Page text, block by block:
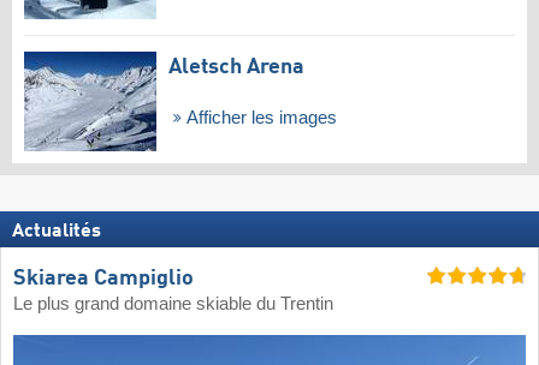
Aletsch Arena
Afficher les images
Actualités
Skiarea Campiglio
Le plus grand domaine skiable du Trentin